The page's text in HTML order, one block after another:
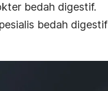
bedah digestif.
bedah digestif